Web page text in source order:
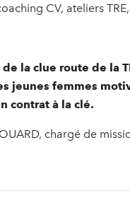
CV, ateliers
la clue route de la
jeunes femmes
contrat à la clé.
chargé de